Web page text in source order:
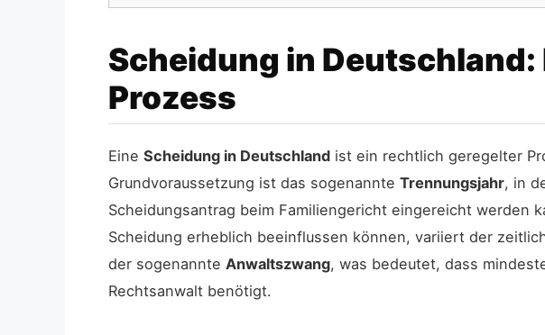
Scheidung in
Prozess
Eine Scheidung in Deutschland ist ein rechtlich geregelter
Grundvoraussetzung ist das sogenannte Trennungsjahr, in
Scheidungsantrag beim Familiengericht eingereicht werden
Scheidung erheblich beeinflussen können, variiert der
der sogenannte Anwaltszwang, was bedeutet, dass
Rechtsanwalt benötigt.